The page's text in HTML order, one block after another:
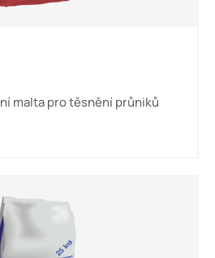
malta pro těsnění průniků